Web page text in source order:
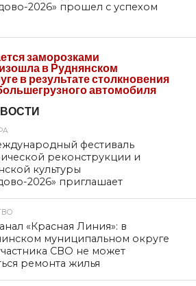
2026» прошел с успехом
заморозками
в Руднянском
в результате столкновения
автомобиля
фестиваль
реконструкции и
культуры
2026» приглашает
«Красная Линия»: в
муниципальном округе
СВО не может
ремонта жилья